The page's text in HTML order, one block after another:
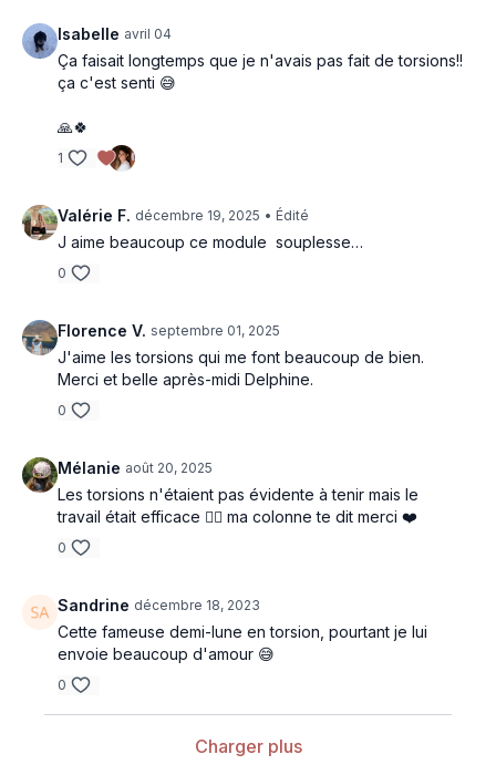
Isabelle avril 04
Ça faisait longtemps que je n'avais pas fait de torsions!!
ça c'est senti 😅
🙏🍀
1
Valérie F. décembre 19, 2025 • Édité
J aime beaucoup ce module souplesse…
0
Florence V. septembre 01, 2025
J'aime les torsions qui me font beaucoup de bien.
Merci et belle après-midi Delphine.
0
Mélanie août 20, 2025
Les torsions n'étaient pas évidente à tenir mais le
travail était efficace 👌🏻 ma colonne te dit merci ❤️
0
Sandrine décembre 18, 2023
Cette fameuse demi-lune en torsion, pourtant je lui
envoie beaucoup d'amour 😅
0
Charger plus